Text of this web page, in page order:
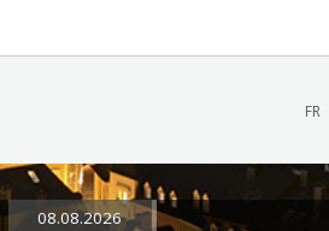
FR
08.08.2026